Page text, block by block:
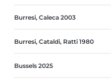
Burresi, Caleca 2003
Burresi, Cataldi, Ratti 1980
Bussels 2025